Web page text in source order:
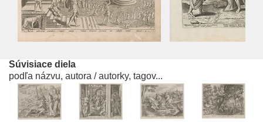
Súvisiace diela
podľa názvu, autora / autorky, tagov...